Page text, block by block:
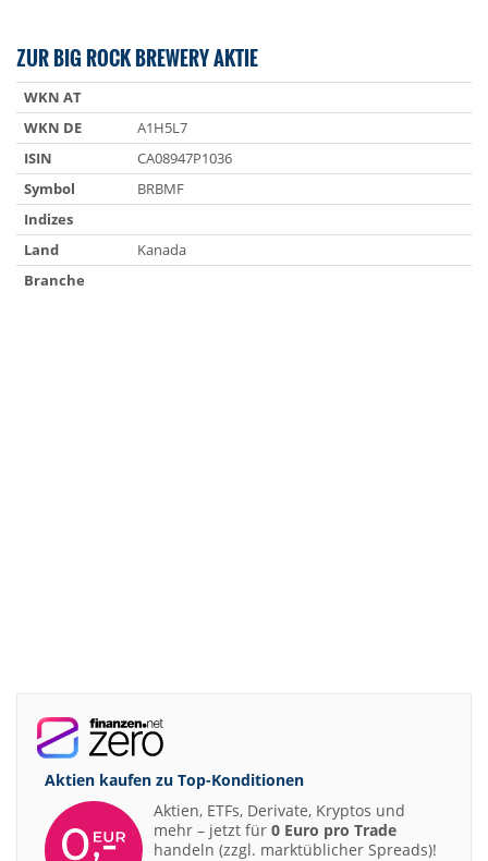
ZUR BIG ROCK BREWERY AKTIE
WKN AT
WKN DE
A1H5L7
ISIN
CA08947P1036
Symbol
BRBMF
Indizes
Land
Kanada
Branche
Aktien kaufen zu Top-Konditionen
Aktien, ETFs, Derivate, Kryptos und
mehr – jetzt für 0 Euro pro Trade
handeln (zzgl. marktüblicher Spreads)!